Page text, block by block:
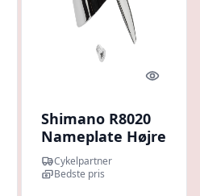
look Quick
Shimano R8020
Nameplate Højre
Cykelpartner
Bedste pris